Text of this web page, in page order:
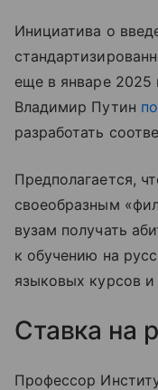
Инициатива о
еще в январе 2025
Владимир Путин
разработать
Предполагается,
своеобразным
вузам получать
к обучению на
языковых курсов
Ставка на
Профессор